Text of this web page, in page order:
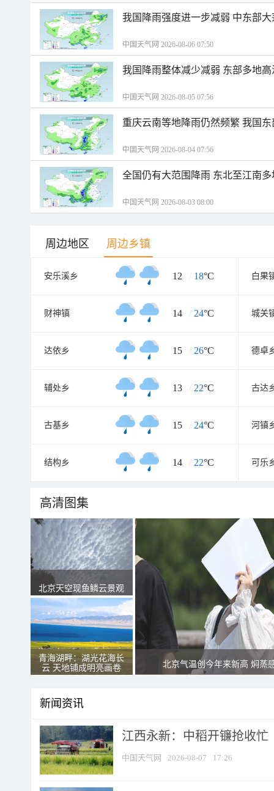
我国降雨强度进一步减弱 中东部
中国天气网 2026-08-06 07:50
我国降雨整体减少减弱 东部多地
中国天气网 2026-08-05 07:56
重庆云南等地降雨仍然频繁 我国
中国天气网 2026-08-04 07:56
全国仍有大范围降雨 东北至江南
中国天气网 2026-08-03 08:00
周边地区 周边乡镇
安乐溪乡 12 / 18°C 白果
财神镇 14 / 24°C 城关
达依乡 15 / 26°C 德卓
辅处乡 13 / 22°C 古达
古基乡 15 / 24°C 河镇
结构乡 14 / 22°C 可乐
高清图集
北京天空现鱼鳞云景观
青海湖畔：湖光花海长
云 天地铺成明亮画卷
北京气温创今年来新高 焖蒸
新闻资讯
江西永新：中稻开镰抢收忙
中国天气网 2026-08-07 17:26